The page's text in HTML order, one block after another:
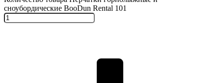
сноубордические BooDun Rental 101